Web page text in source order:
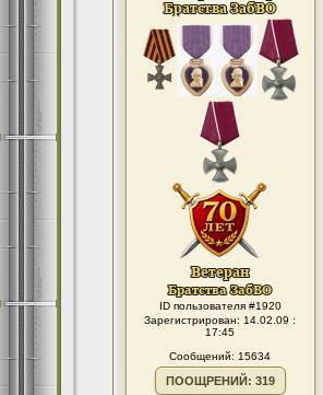
ID пользователя #1920
Зарегистрирован: 14.02.09 :
17:45
Сообщений: 15634
ПООЩРЕНИЙ: 319